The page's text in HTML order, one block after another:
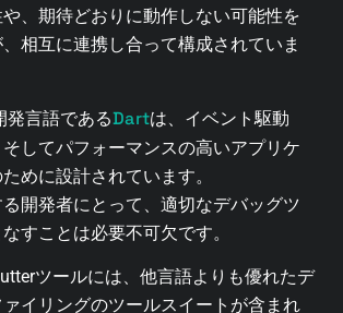
、期待どおりに動作しない可能性を
相互に連携し合って構成されていま
発言語であるDartは、イベント駆動
してパフォーマンスの高いアプリケ
めに設計されています。
開発者にとって、適切なデバッグツ
すことは必要不可欠です。
ツールには、他言語よりも優れたデ
イリングのツールスイートが含まれ